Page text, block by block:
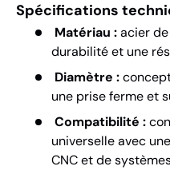
Spécifications
Matériau :acier
durabilité et une
Diamètre :
une prise ferme et
Compatibilité :
universelle avec
CNC et de